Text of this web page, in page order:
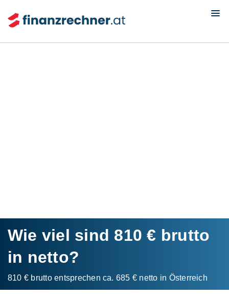
Wie viel sind 810 € brutto
in netto?
810 € brutto entsprechen ca. 685 € netto in Österreich